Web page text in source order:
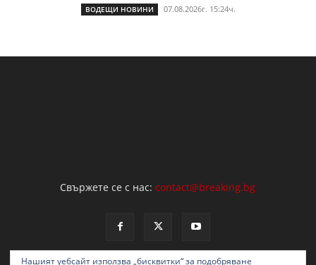
ВОДЕЩИ НОВИНИ 07.08.2026г. 15:24ч.
Свържете се с нас:contact@breaking.bg
Нашият уебсайт използва „бисквитки“ за подобряване